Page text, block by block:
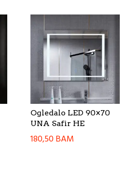
Ogledalo LED 90×70
UNA Safir HE
180,50BAM